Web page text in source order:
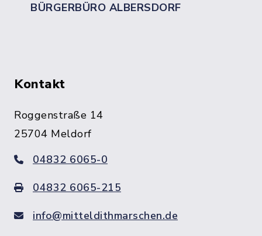
BÜRGERBÜRO ALBERSDORF
Kontakt
Roggenstraße 14
25704 Meldorf
04832 6065-0
04832 6065-215
info@mitteldithmarschen.de